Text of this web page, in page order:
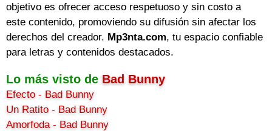
objetivo es ofrecer acceso respetuoso y sin costo a
este contenido, promoviendo su difusión sin afectar los
derechos del creador. Mp3nta.com, tu espacio confiable
para letras y contenidos destacados.
Lo más visto de Bad Bunny
Efecto - Bad Bunny
Un Ratito - Bad Bunny
Amorfoda - Bad Bunny